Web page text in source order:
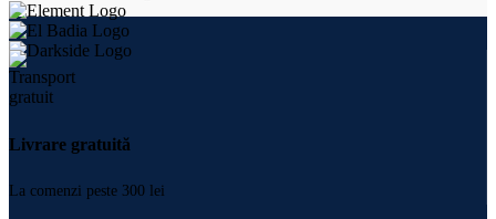
Livrare gratuită
La comenzi peste 300 lei